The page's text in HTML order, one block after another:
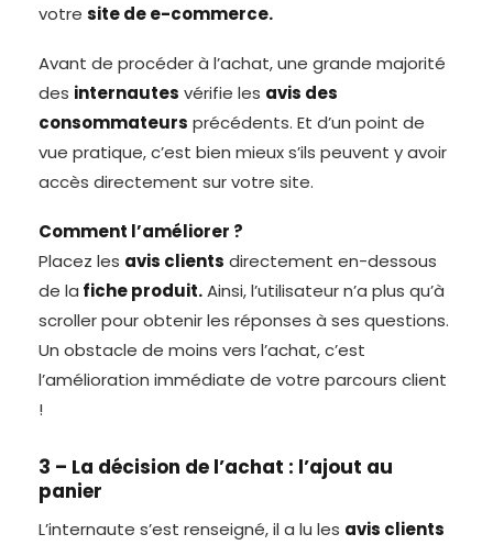
votre site de e-commerce.
Avant de procéder à l’achat, une grande majorité
des internautes vérifie les avis des
consommateurs précédents. Et d’un point de
vue pratique, c’est bien mieux s’ils peuvent y avoir
accès directement sur votre site.
Comment l’améliorer ?
Placez les avis clients directement en-dessous
de la fiche produit.Ainsi, l’utilisateur n’a plus qu’à
scroller pour obtenir les réponses à ses questions.
Un obstacle de moins vers l’achat, c’est
l’amélioration immédiate de votre parcours client
!
3 – La décision de l’achat : l’ajout au
panier
L’internaute s’est renseigné, il a lu les avis clients